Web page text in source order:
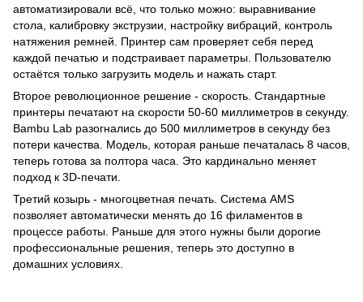
автоматизировали всё, что только можно: выравнивание
стола, калибровку экструзии, настройку вибраций, контроль
натяжения ремней. Принтер сам проверяет себя перед
каждой печатью и подстраивает параметры. Пользователю
остаётся только загрузить модель и нажать старт.
Второе революционное решение - скорость. Стандартные
принтеры печатают на скорости 50-60 миллиметров в секунду.
Bambu Lab разогнались до 500 миллиметров в секунду без
потери качества. Модель, которая раньше печаталась 8 часов,
теперь готова за полтора часа. Это кардинально меняет
подход к 3D-печати.
Третий козырь - многоцветная печать. Система AMS
позволяет автоматически менять до 16 филаментов в
процессе работы. Раньше для этого нужны были дорогие
профессиональные решения, теперь это доступно в
домашних условиях.